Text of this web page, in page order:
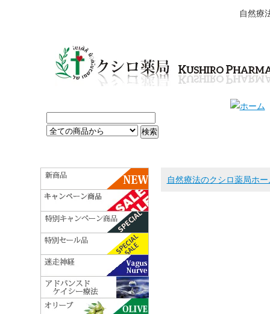
自然療
自然療法のクシロ薬局ホー